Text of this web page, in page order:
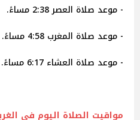
- موعد صلاة العصر 2:38 مساءً.
- موعد صلاة المغرب 4:58 مساءً.
- موعد صلاة العشاء 6:17 مساءً.
مواقيت الصلاة اليوم في